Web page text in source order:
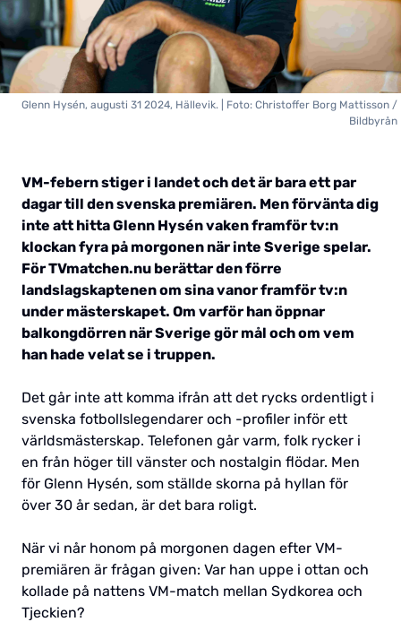
Glenn Hysén, augusti 31 2024, Hällevik. | Foto: Christoffer Borg Mattisson /
Bildbyrån
VM-febern stiger i landet och det är bara ett par
dagar till den svenska premiären. Men förvänta dig
inte att hitta Glenn Hysén vaken framför tv:n
klockan fyra på morgonen när inte Sverige spelar.
För TVmatchen.nu berättar den förre
landslagskaptenen om sina vanor framför tv:n
under mästerskapet. Om varför han öppnar
balkongdörren när Sverige gör mål och om vem
han hade velat se i truppen.
Det går inte att komma ifrån att det rycks ordentligt i
svenska fotbollslegendarer och -profiler inför ett
världsmästerskap. Telefonen går varm, folk rycker i
en från höger till vänster och nostalgin flödar. Men
för Glenn Hysén, som ställde skorna på hyllan för
över 30 år sedan, är det bara roligt.
När vi når honom på morgonen dagen efter VM-
premiären är frågan given: Var han uppe i ottan och
kollade på nattens VM-match mellan Sydkorea och
Tjeckien?